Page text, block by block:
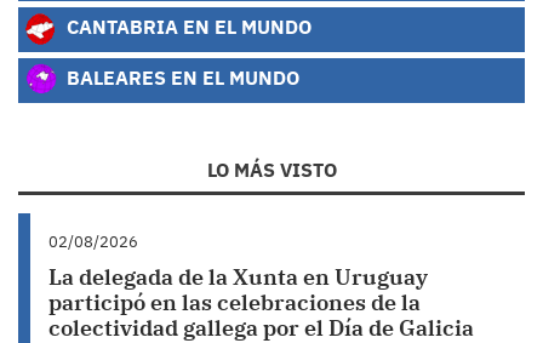
CANTABRIA EN EL MUNDO
BALEARES EN EL MUNDO
LO MÁS VISTO
02/08/2026
La delegada de la Xunta en Uruguay
participó en las celebraciones de la
colectividad gallega por el Día de Galicia